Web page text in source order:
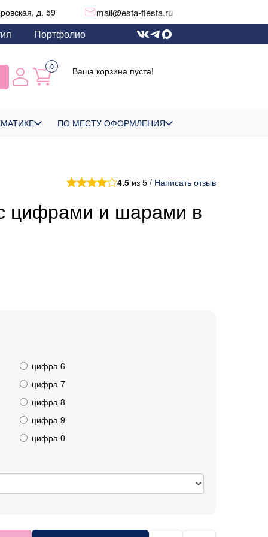
д. 59 mail@esta-fiesta.ru
Портфолио
0 Ваша корзина пуста!
ПО МЕСТУ ОФОРМЛЕНИЯ
4.5 из 5 / Написать отзыв
цифрами и шарами в
цифра 6
цифра 7
цифра 8
цифра 9
цифра 0